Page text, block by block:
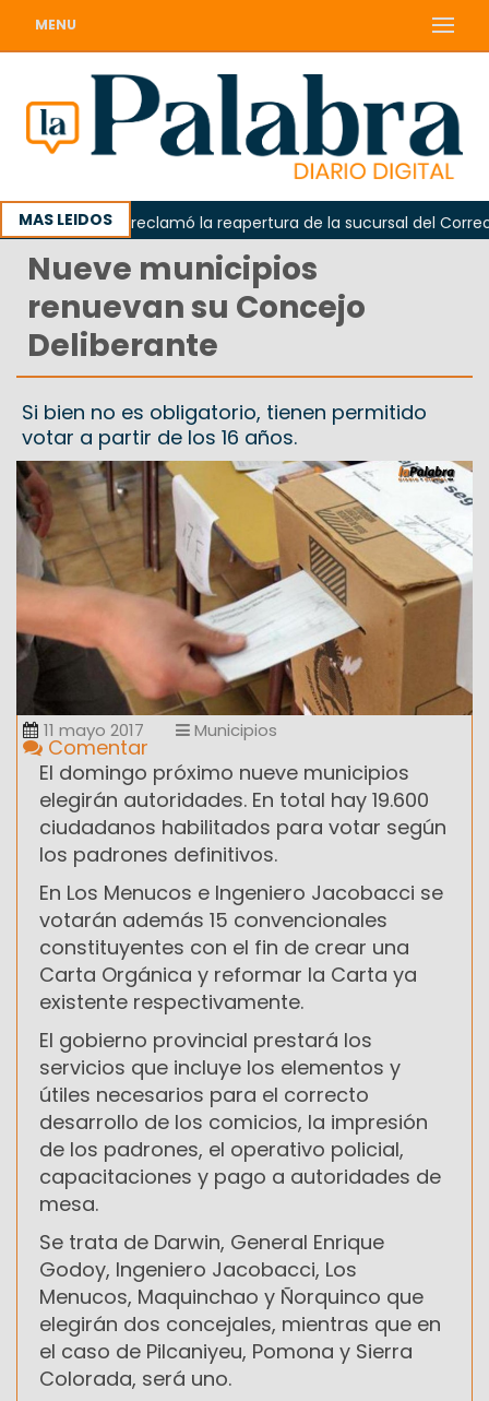
MENU
MAS LEIDOS
Odarda reclamó la reapertura de la sucursal del Correo
Nueve municipios
renuevan su Concejo
Deliberante
Si bien no es obligatorio, tienen permitido
votar a partir de los 16 años.
11 mayo 2017 Municipios
Comentar
El domingo próximo nueve municipios
elegirán autoridades. En total hay 19.600
ciudadanos habilitados para votar según
los padrones definitivos.
En Los Menucos e Ingeniero Jacobacci se
votarán además 15 convencionales
constituyentes con el fin de crear una
Carta Orgánica y reformar la Carta ya
existente respectivamente.
El gobierno provincial prestará los
servicios que incluye los elementos y
útiles necesarios para el correcto
desarrollo de los comicios, la impresión
de los padrones, el operativo policial,
capacitaciones y pago a autoridades de
mesa.
Se trata de Darwin, General Enrique
Godoy, Ingeniero Jacobacci, Los
Menucos, Maquinchao y Ñorquinco que
elegirán dos concejales, mientras que en
el caso de Pilcaniyeu, Pomona y Sierra
Colorada, será uno.